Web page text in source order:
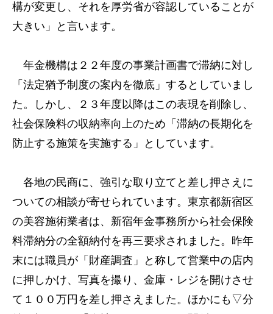
構が変更し、それを厚労省が容認していることが
大きい」と言います。
年金機構は２２年度の事業計画書で滞納に対し
「法定猶予制度の案内を徹底」するとしていまし
た。しかし、２３年度以降はこの表現を削除し、
社会保険料の収納率向上のため「滞納の長期化を
防止する施策を実施する」としています。
各地の民商に、強引な取り立てと差し押さえに
ついての相談が寄せられています。東京都新宿区
の美容施術業者は、新宿年金事務所から社会保険
料滞納分の全額納付を再三要求されました。昨年
末には職員が「財産調査」と称して営業中の店内
に押しかけ、写真を撮り、金庫・レジを開けさせ
て１００万円を差し押さえました。ほかにも▽分